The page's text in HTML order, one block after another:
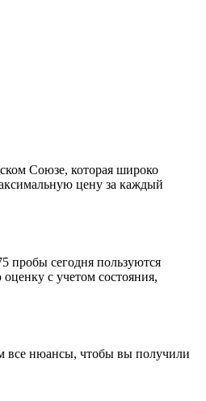
Союзе, которая широко
цену за каждый
пробы сегодня пользуются
с учетом состояния,
все нюансы, чтобы вы получили